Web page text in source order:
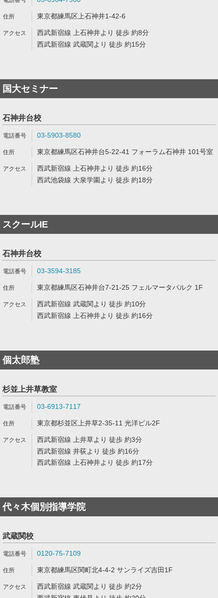
東京都練馬区上石神井1-42-6
西武新宿線 上石神井より 徒歩 約8分
西武新宿線 武蔵関より 徒歩 約15分
国大セミナー
石神井台校
03-5903-8580
東京都練馬区石神井台5-22-41 フォーラム石神井 101号室
西武新宿線 上石神井より 徒歩 約16分
西武池袋線 大泉学園より 徒歩 約18分
スクールIE
石神井台校
03-3594-3185
東京都練馬区石神井台7-21-25 フェルマータパルク 1F
西武新宿線 武蔵関より 徒歩 約10分
西武新宿線 上石神井より 徒歩 約16分
個太郎塾
杉並上井草教室
03-6913-7117
東京都杉並区上井草2-35-11 光洋ビル2F
西武新宿線 上井草より 徒歩 約3分
西武新宿線 井荻より 徒歩 約16分
西武新宿線 上石神井より 徒歩 約17分
代々木個別指導学院
武蔵関校
0120-75-7109
東京都練馬区関町北4-4-2 サンライズ吉田1F
西武新宿線 武蔵関より 徒歩 約2分